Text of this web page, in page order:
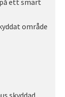
ett smart
område